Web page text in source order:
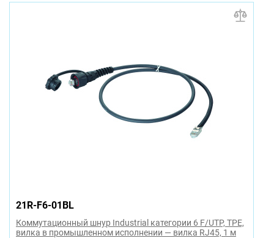
21R-F6-01BL
Коммутационный шнур Industrial категории 6 F/UTP, TPE,
вилка в промышленном исполнении — вилка RJ45, 1 м